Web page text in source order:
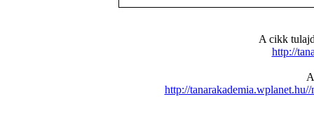
A cikk
http://
http://